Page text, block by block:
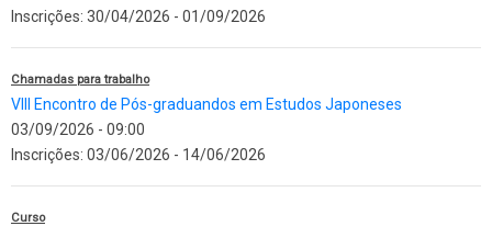
Inscrições: 30/04/2026 - 01/09/2026
Chamadas para trabalho
VIII Encontro de Pós-graduandos em Estudos Japoneses
03/09/2026 - 09:00
Inscrições: 03/06/2026 - 14/06/2026
Curso